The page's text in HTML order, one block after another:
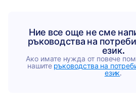
Ние все още не сме
ръководства на
език.
Ако имате нужда от повече
нашите ръководства на
език.